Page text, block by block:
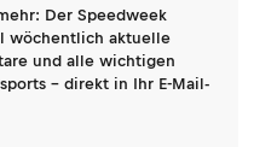
Der Speedweek
wöchentlich aktuelle
und alle wichtigen
- direkt in Ihr E-Mail-